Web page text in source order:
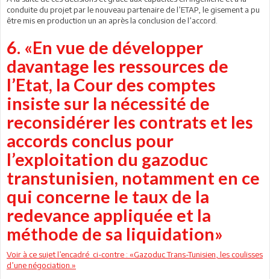
conduite du projet par le nouveau partenaire de l’ETAP, le gisement a pu
être mis en production un an après la conclusion de l’accord.
6. «En vue de développer
davantage les ressources de
l’Etat, la Cour des comptes
insiste sur la nécessité de
reconsidérer les contrats et les
accords conclus pour
l’exploitation du gazoduc
transtunisien, notamment en ce
qui concerne le taux de la
redevance appliquée et la
méthode de sa liquidation»
Voir à ce sujet l’encadré ci-contre : «Gazoduc Trans-Tunisien, les coulisses
d’une négociation.»